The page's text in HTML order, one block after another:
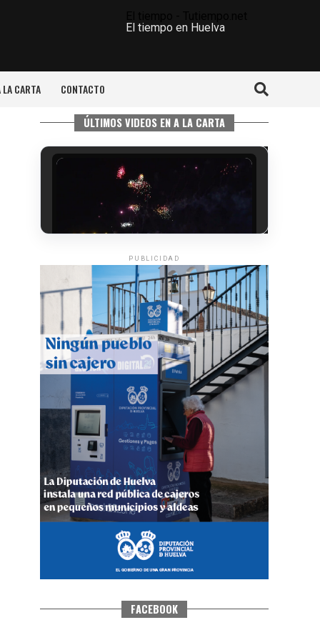
El tiempo en Huelva
LA CARTA CONTACTO
ÚLTIMOS VIDEOS EN A LA CARTA
6º DÍA DE LAS FIESTAS COLOMBINAS
2026
·Huelvatv
QUINTA CORRIDA DE LAS FIESTAS
COLOMBINAS 2026
hace 3 días· Huelvatv
PUBLICIDAD
FACEBOOK